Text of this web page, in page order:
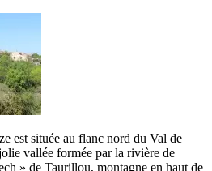
est située au flanc nord du Val de
vallée formée par la rivière de
» de Taurillou, montagne en haut de